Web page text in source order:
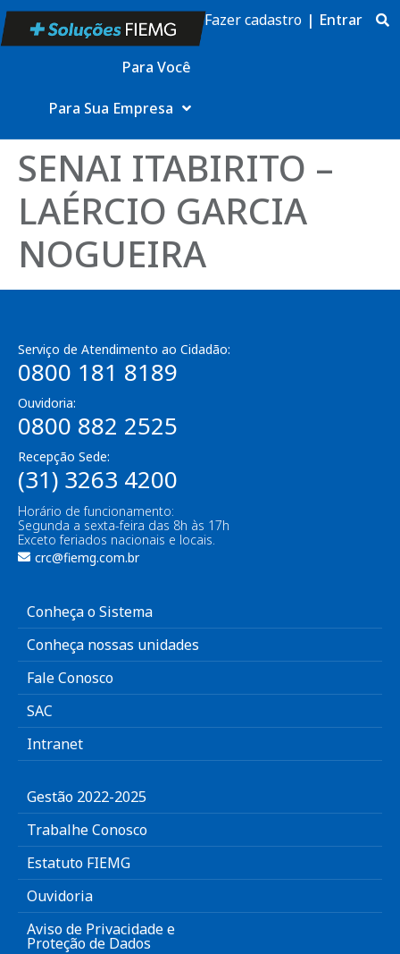
Para Você
Para Sua Empresa
Fazer cadastro | Entrar
SENAI ITABIRITO –
LAÉRCIO GARCIA
NOGUEIRA
Serviço de Atendimento ao Cidadão:
0800 181 8189
Ouvidoria:
0800 882 2525
Recepção Sede:
(31) 3263 4200
Horário de funcionamento:
Segunda a sexta-feira das 8h às 17h
Exceto feriados nacionais e locais.
crc@fiemg.com.br
Conheça o Sistema
Conheça nossas unidades
Fale Conosco
SAC
Intranet
Gestão 2022-2025
Trabalhe Conosco
Estatuto FIEMG
Ouvidoria
Aviso de Privacidade e
Proteção de Dados